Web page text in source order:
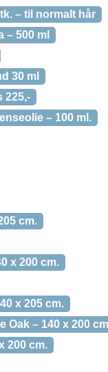
– til normalt hår
500 ml
30 ml
225,-
– 100 ml.
cm.
x 200 cm.
x 205 cm.
– 140 x 200
200 cm.